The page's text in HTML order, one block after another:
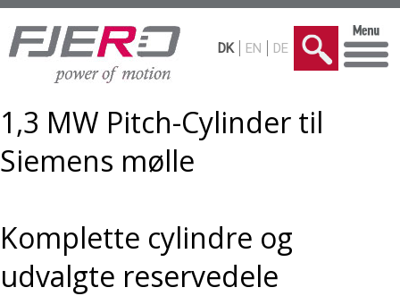
1,3 MW Pitch-Cylinder til
Siemens mølle
Komplette cylindre og
udvalgte reservedele
DK EN DE